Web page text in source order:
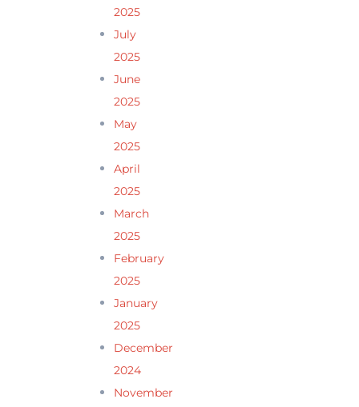
2025
July
2025
June
2025
May
2025
April
2025
March
2025
February
2025
January
2025
December
2024
November